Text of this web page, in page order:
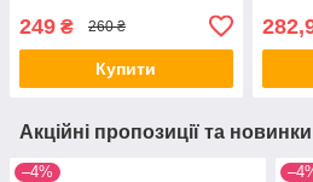
249 ₴ 260 ₴
Купити
Акційні пропозиції та новинки
–4%